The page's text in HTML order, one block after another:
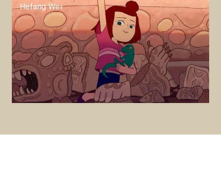
Hefang Wei